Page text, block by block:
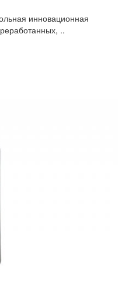
инновационная
..